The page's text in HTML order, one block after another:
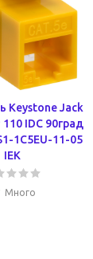
Keystone Jack
110 IDC 90град
1C5EU-11-05
IEK
Много